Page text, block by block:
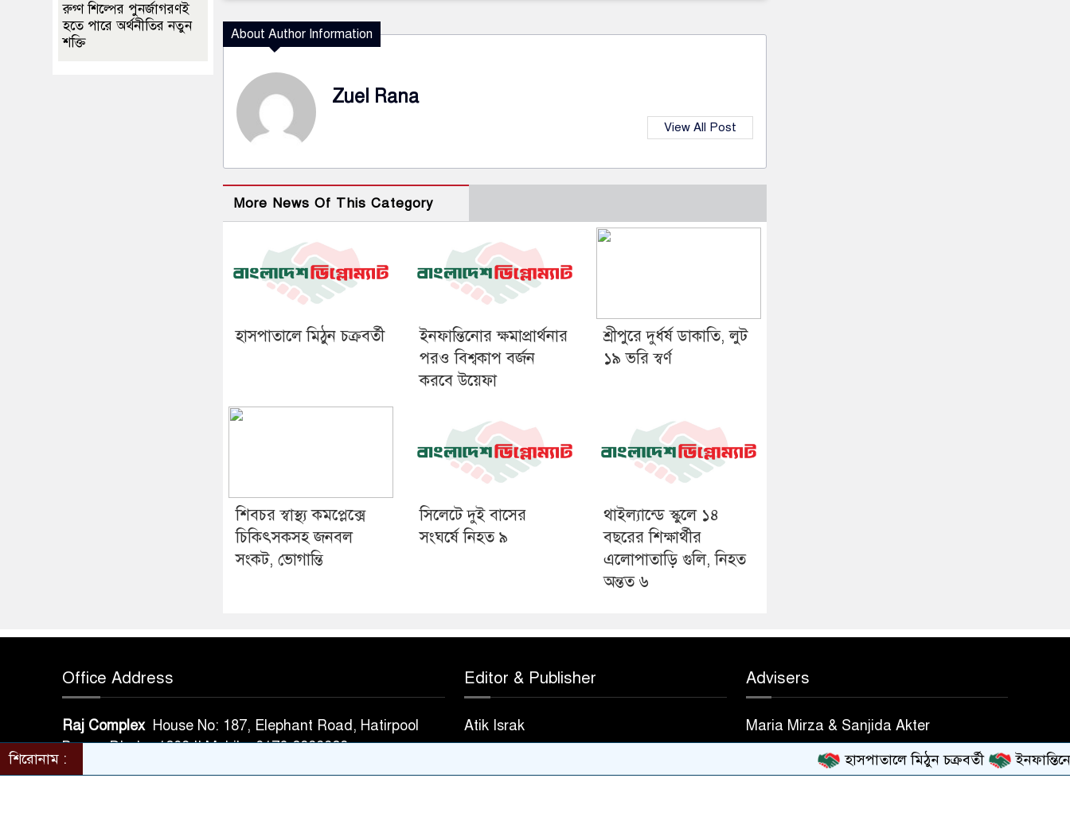
About Author Information
Zuel Rana
View All Post
More News Of This Category
হাসপাতালে মিঠুন চক্রবর্তী
ইনফান্তিনোর ক্ষমাপ্রার্থনার
পরও বিশ্বকাপ বর্জন
করবে উয়েফা
শ্রীপুরে দুর্ধর্ষ ডাকাতি, লুট
১৯ ভরি স্বর্ণ
শিবচর স্বাস্থ্য কমপ্লেক্সে
চিকিৎসকসহ জনবল
সংকট, ভোগান্তি
সিলেটে দুই বাসের
সংঘর্ষে নিহত ৯
থাইল্যান্ডে স্কুলে ১৪
বছরের শিক্ষার্থীর
এলোপাতাড়ি গুলি, নিহত
অন্তত ৬
রুগ্ণ শিল্পের পুনর্জাগরণই
হতে পারে অর্থনীতির নতুন
শক্তি
Office Address
Raj Complex House No: 187, Elephant Road, Hatirpool
Bazar, Dhaka-1209 || Mobile: 0176-2398823
Editor & Publisher
Atik Israk
Advisers
Maria Mirza & Sanjida Akter
শিরোনাম : হাসপাতালে মিঠুন চক্রবর্তী ইনফান্তিনোর